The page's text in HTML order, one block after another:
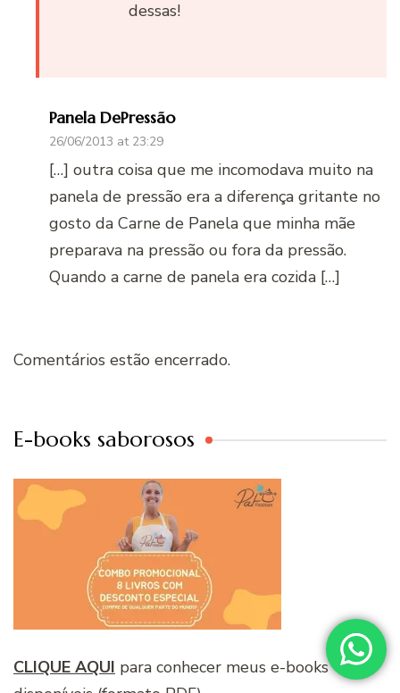
dessas!
Panela DePressão
26/06/2013 at 23:29
[…] outra coisa que me incomodava muito na
panela de pressão era a diferença gritante no
gosto da Carne de Panela que minha mãe
preparava na pressão ou fora da pressão.
Quando a carne de panela era cozida […]
Comentários estão encerrado.
E-books saborosos
CLIQUE AQUI para conhecer meus e-books